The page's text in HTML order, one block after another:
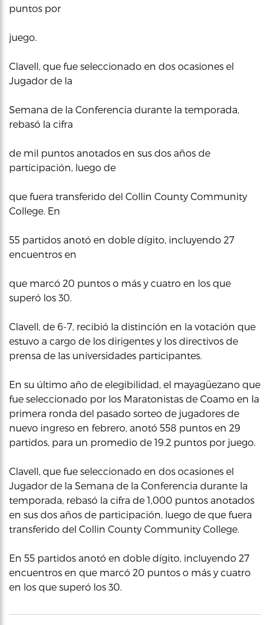
puntos por
juego.
Clavell, que fue seleccionado en dos ocasiones el
Jugador de la
Semana de la Conferencia durante la temporada,
rebasó la cifra
de mil puntos anotados en sus dos años de
participación, luego de
que fuera transferido del Collin County Community
College. En
55 partidos anotó en doble dígito, incluyendo 27
encuentros en
que marcó 20 puntos o más y cuatro en los que
superó los 30.
Clavell, de 6-7, recibió la distinción en la votación que
estuvo a cargo de los dirigentes y los directivos de
prensa de las universidades participantes.
En su último año de elegibilidad, el mayagüezano que
fue seleccionado por los Maratonistas de Coamo en la
primera ronda del pasado sorteo de jugadores de
nuevo ingreso en febrero, anotó 558 puntos en 29
partidos, para un promedio de 19.2 puntos por juego.
Clavell, que fue seleccionado en dos ocasiones el
Jugador de la Semana de la Conferencia durante la
temporada, rebasó la cifra de 1,000 puntos anotados
en sus dos años de participación, luego de que fuera
transferido del Collin County Community College.
En 55 partidos anotó en doble dígito, incluyendo 27
encuentros en que marcó 20 puntos o más y cuatro
en los que superó los 30.